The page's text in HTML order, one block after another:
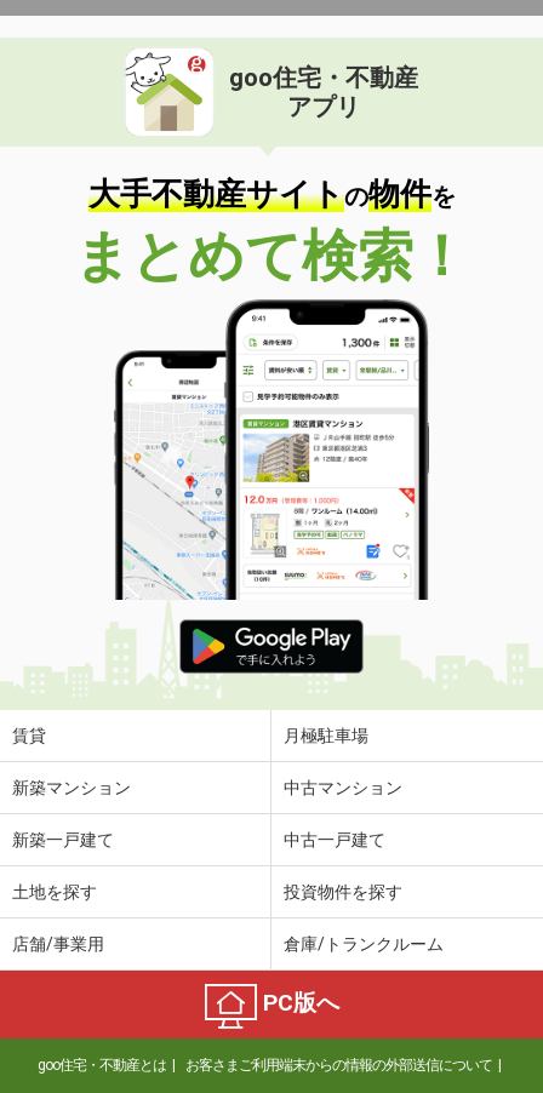
goo住宅・不動産
アプリ
大手不動産サイトの物件を
まとめて検索！
賃貸 月極駐車場
新築マンション 中古マンション
新築一戸建て 中古一戸建て
土地を探す 投資物件を探す
店舗/事業用 倉庫/トランクルーム
PC版へ
goo住宅・不動産とは お客さまご利用端末からの情報の外部送信について